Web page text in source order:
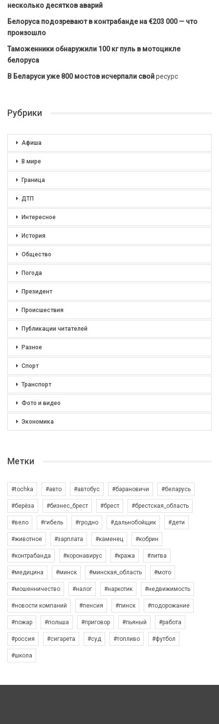
несколько десятков аварий
Белоруса подозревают в контрабанде на €203 000 — что
произошло
Таможенники обнаружили 100 кг пуль в мотоцикле
белоруса
В Беларуси уже 800 мостов исчерпали свойресурс
Рубрики
Афиша
В мире
Граница
ДТП
Интересное
История
Общество
Погода
Президент
Происшествия
Публикации читателей
Разное
Спорт
Транспорт
Фото и видео
Экономика
Метки
#tochka #авто #автобус #барановичи #беларусь
#берёза #бизнес_брест #брест #брестская_область
#вело #гибель #гродно #дальнобойщик #дети
#животное #зарплата #каменец #кобрин
#контрабанда #коронавирус #кража #литва
#медицина #минск #минская_область #мото
#мошенничество #налог #наркотик #недвижимость
#новости компаний #пенсия #пинск #подорожание
#пожар #польша #приговор #пьяный #работа
#россия #сигарета #суд #топливо #футбол
#школа